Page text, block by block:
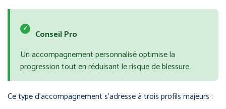
✓
Conseil Pro
Un accompagnement personnalisé optimise la
progression tout en réduisant le risque de blessure.
Ce type d’accompagnement s’adresse à trois profils majeurs :